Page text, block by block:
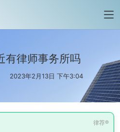
有律师事务所吗
2023年2月13日 下午3:04